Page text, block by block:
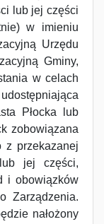
lub jej części
w imieniu
Urzędu
Gminy,
w celach
Płocka lub
zobowiązana
z przekazanej
jej części,
i obowiązków
Zarządzenia.
nałożony